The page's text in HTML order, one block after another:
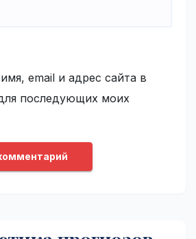
email и адрес сайта в
последующих моих